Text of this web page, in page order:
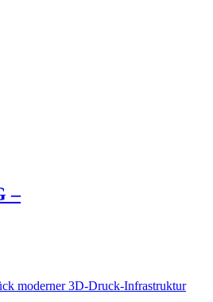
–
moderner 3D-Druck-Infrastruktur